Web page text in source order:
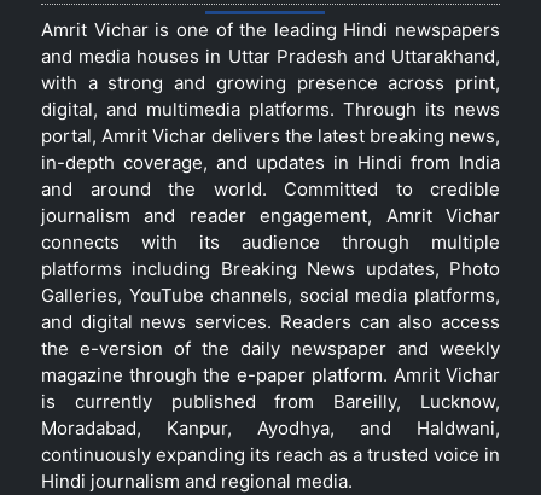
Amrit Vichar is one of the leading Hindi newspapers
and media houses in Uttar Pradesh and Uttarakhand,
with a strong and growing presence across print,
digital, and multimedia platforms. Through its news
portal, Amrit Vichar delivers the latest breaking news,
in-depth coverage, and updates in Hindi from India
and around the world. Committed to credible
journalism and reader engagement, Amrit Vichar
connects with its audience through multiple
platforms including Breaking News updates, Photo
Galleries, YouTube channels, social media platforms,
and digital news services. Readers can also access
the e-version of the daily newspaper and weekly
magazine through the e-paper platform. Amrit Vichar
is currently published from Bareilly, Lucknow,
Moradabad, Kanpur, Ayodhya, and Haldwani,
continuously expanding its reach as a trusted voice in
Hindi journalism and regional media.